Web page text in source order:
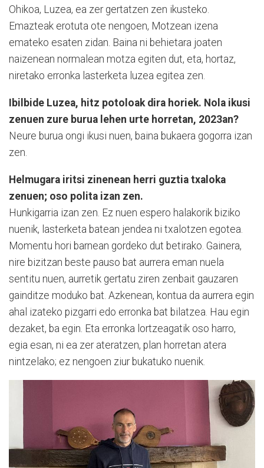
Ohikoa, Luzea, ea zer gertatzen zen ikusteko.
Emazteak erotuta ote nengoen, Motzean izena
emateko esaten zidan. Baina ni behietara joaten
naizenean normalean motza egiten dut, eta, hortaz,
niretako erronka lasterketa luzea egitea zen.
Ibilbide Luzea, hitz potoloak dira horiek. Nola ikusi
zenuen zure burua lehen urte horretan, 2023an?
Neure burua ongi ikusi nuen, baina bukaera gogorra izan
zen.
Helmugara iritsi zinenean herri guztia txaloka
zenuen; oso polita izan zen.
Hunkigarria izan zen. Ez nuen espero halakorik biziko
nuenik, lasterketa batean jendea ni txalotzen egotea.
Momentu hori barnean gordeko dut betirako. Gainera,
nire bizitzan beste pauso bat aurrera eman nuela
sentitu nuen, aurretik gertatu ziren zenbait gauzaren
gainditze moduko bat. Azkenean, kontua da aurrera egin
ahal izateko pizgarri edo erronka bat bilatzea. Hau egin
dezaket, ba egin. Eta erronka lortzeagatik oso harro,
egia esan, ni ea zer ateratzen, plan horretan atera
nintzelako; ez nengoen ziur bukatuko nuenik.